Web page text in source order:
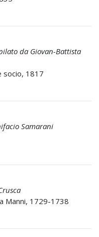
da Giovan-Battista
socio, 1817
Samarani
Manni, 1729-1738